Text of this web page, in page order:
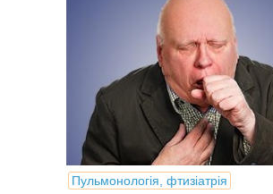
Пульмонологія, фтизіатрія